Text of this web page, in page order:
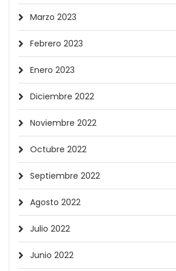
Marzo 2023
Febrero 2023
Enero 2023
Diciembre 2022
Noviembre 2022
Octubre 2022
Septiembre 2022
Agosto 2022
Julio 2022
Junio 2022